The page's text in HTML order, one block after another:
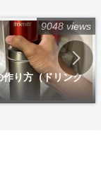
作り方（ドリンク
9048 views